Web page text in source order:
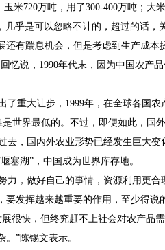
米720万吨，用了300-400万吨；大
乎是可以忽略不计的，超过的话，
还有踹息机会，但是考虑到生产成本
忆说，1990年代末，因为中国农产
重大让步，1999年，在全球各国农
世界最低的。不过，即便如此，国
，国内外农业形势已经发生巨大变
塞湖”，中国成为世界库存地。
，做好自己的事情，资源利用更合
要发挥越来越重要的作用，至少得说
很快，但终究赶不上社会对农产品
”陈锡文表示。